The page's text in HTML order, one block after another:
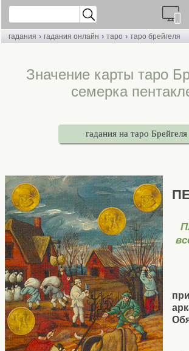
гадания › гадания онлайн › таро › таро брейгеля
Значение карты таро
семерка
гадания на таро Брейгеля